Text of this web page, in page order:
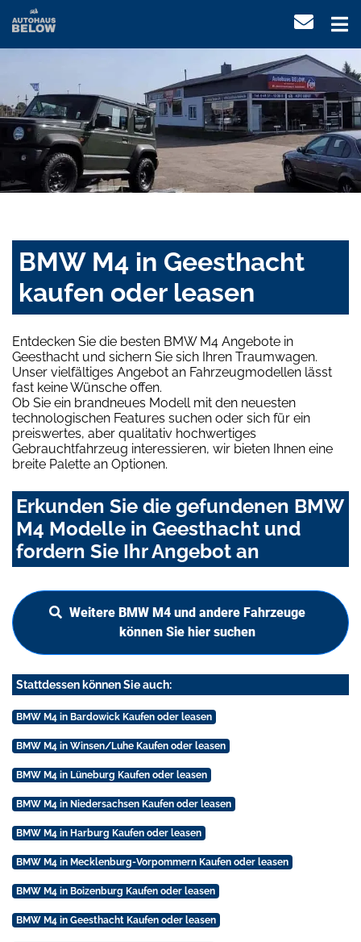
BMW M4 in Geesthacht
kaufen oder leasen
Entdecken Sie die besten BMW M4 Angebote in
Geesthacht und sichern Sie sich Ihren Traumwagen.
Unser vielfältiges Angebot an Fahrzeugmodellen lässt
fast keine Wünsche offen.
Ob Sie ein brandneues Modell mit den neuesten
technologischen Features suchen oder sich für ein
preiswertes, aber qualitativ hochwertiges
Gebrauchtfahrzeug interessieren, wir bieten Ihnen eine
breite Palette an Optionen.
Erkunden Sie die gefundenen BMW
M4 Modelle in Geesthacht und
fordern Sie Ihr Angebot an
Weitere BMW M4 und andere Fahrzeuge
können Sie hier suchen
Stattdessen können Sie auch:
BMW M4 in Bardowick Kaufen oder leasen
BMW M4 in Winsen/Luhe Kaufen oder leasen
BMW M4 in Lüneburg Kaufen oder leasen
BMW M4 in Niedersachsen Kaufen oder leasen
BMW M4 in Harburg Kaufen oder leasen
BMW M4 in Mecklenburg-Vorpommern Kaufen oder leasen
BMW M4 in Boizenburg Kaufen oder leasen
BMW M4 in Geesthacht Kaufen oder leasen